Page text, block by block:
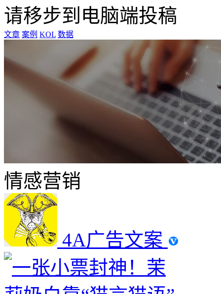
请移步到电脑端投稿
文章 案例 KOL 数据
情感营销
4A广告文案